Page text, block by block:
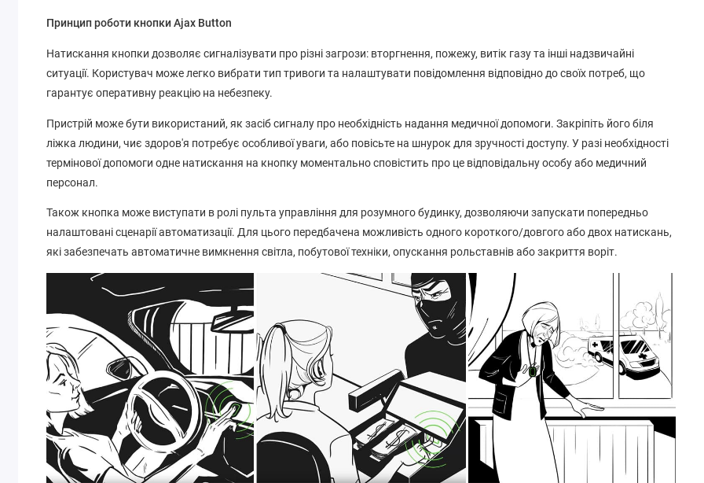
Принцип роботи кнопки Ajax Button
Натискання кнопки дозволяє сигналізувати про різні загрози: вторгнення, пожежу, витік газу та інші надзвичайні
ситуації. Користувач може легко вибрати тип тривоги та налаштувати повідомлення відповідно до своїх потреб, що
гарантує оперативну реакцію на небезпеку.
Пристрій може бути використаний, як засіб сигналу про необхідність надання медичної допомоги. Закріпіть його біля
ліжка людини, чиє здоров'я потребує особливої уваги, або повісьте на шнурок для зручності доступу. У разі необхідності
термінової допомоги одне натискання на кнопку моментально сповістить про це відповідальну особу або медичний
персонал.
Також кнопка може виступати в ролі пульта управління для розумного будинку, дозволяючи запускати попередньо
налаштовані сценарії автоматизації. Для цього передбачена можливість одного короткого/довгого або двох натискань,
які забезпечать автоматичне вимкнення світла, побутової техніки, опускання рольставнів або закриття воріт.